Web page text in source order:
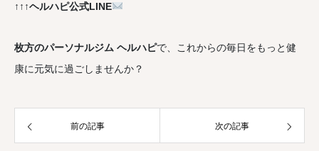
↑↑↑ヘルハピ公式LINE
枚方のパーソナルジム ヘルハピで、これからの毎日をもっと健
康に元気に過ごしませんか？
前の記事 次の記事